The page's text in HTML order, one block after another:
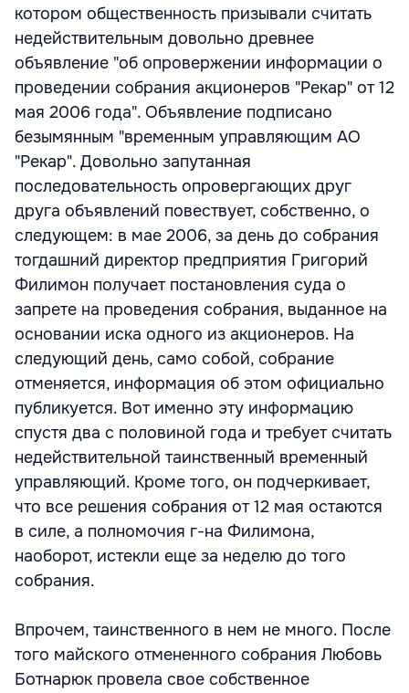
котором общественность призывали считать
недействительным довольно древнее
объявление "об опровержении информации о
проведении собрания акционеров "Рекар" от 12
мая 2006 года". Объявление подписано
безымянным "временным управляющим АО
"Рекар". Довольно запутанная
последовательность опровергающих друг
друга объявлений повествует, собственно, о
следующем: в мае 2006, за день до собрания
тогдашний директор предприятия Григорий
Филимон получает постановления суда о
запрете на проведения собрания, выданное на
основании иска одного из акционеров. На
следующий день, само собой, собрание
отменяется, информация об этом официально
публикуется. Вот именно эту информацию
спустя два с половиной года и требует считать
недействительной таинственный временный
управляющий. Кроме того, он подчеркивает,
что все решения собрания от 12 мая остаются
в силе, а полномочия г-на Филимона,
наоборот, истекли еще за неделю до того
собрания.
Впрочем, таинственного в нем не много. После
того майского отмененного собрания Любовь
Ботнарюк провела свое собственное